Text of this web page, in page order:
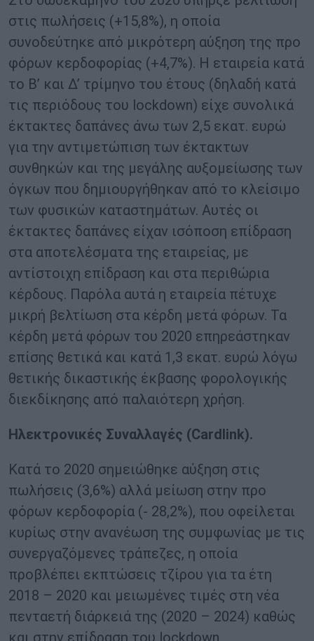
στις πωλήσεις (+15,8%), η οποία
συνοδεύτηκε από μικρότερη αύξηση της προ
φόρων κερδοφορίας (+4,7%). Η εταιρεία κατά
το Β’ και Δ’ τρίμηνο του έτους (δηλαδή κατά
τις περιόδους του lockdown) είχε συνολικά
έκτακτες δαπάνες άνω των 2,5 εκατ. ευρώ
για την αντιμετώπιση των έκτακτων
συνθηκών και της μεγάλης αυξομείωσης των
όγκων που δημιουργήθηκαν από το κλείσιμο
των φυσικών καταστημάτων. Αυτές οι
έκτακτες δαπάνες είχαν ισόποση επίδραση
στα αποτελέσματα της εταιρείας, με
αντίστοιχη επίδραση και στα περιθώρια
κέρδους. Παρόλα αυτά η εταιρεία πέτυχε
μικρή βελτίωση στα κέρδη μετά φόρων. Τα
κέρδη μετά φόρων του 2020 επηρεάστηκαν
επίσης θετικά και κατά 1,3 εκατ. ευρώ λόγω
θετικής δικαστικής έκβασης φορολογικής
διεκδίκησης από παλαιότερη χρήση.
Ηλεκτρονικές Συναλλαγές (Cardlink).
Κατά το 2020 σημειώθηκε αύξηση στις
πωλήσεις (3,6%) αλλά μείωση στην προ
φόρων κερδοφορία (- 28,2%), που οφείλεται
κυρίως στην ανανέωση της συμφωνίας με τις
συνεργαζόμενες τράπεζες, η οποία
προβλέπει εκπτώσεις τζίρου για τα έτη
2018 – 2020 και μειωμένες τιμές στη νέα
πενταετή διάρκειά της (2020 – 2024) καθώς